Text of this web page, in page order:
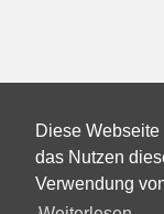
Diese
das Nutzen
Verwendung